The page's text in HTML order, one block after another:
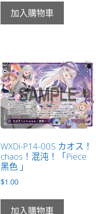
加入購物車
WXDi-P14-005 カオス！
chaos！混沌！「Piece
黑色 」
$1.00
加入購物車